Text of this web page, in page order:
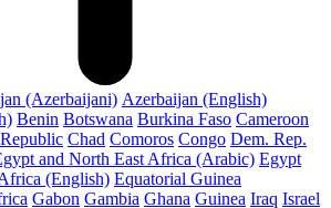
(Azerbaijani) Azerbaijan (English)
Benin Botswana Burkina Faso Cameroon
Chad Comoros Congo Dem. Rep.
and North East Africa (Arabic) Egypt
(English) Equatorial Guinea
Gabon Gambia Ghana Guinea Iraq Israel